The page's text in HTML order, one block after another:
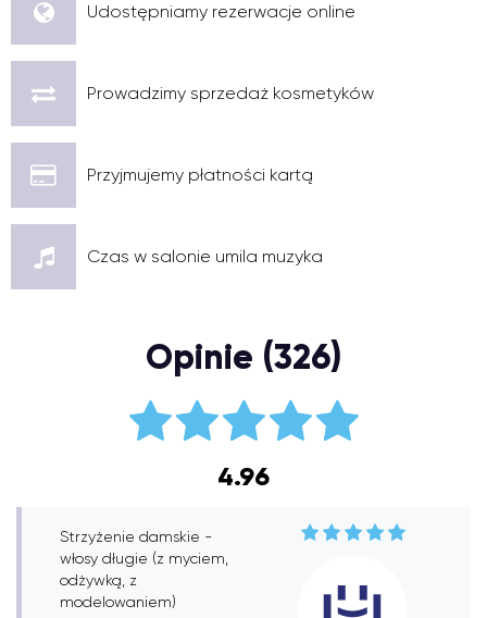
Udostępniamy rezerwacje online
Prowadzimy sprzedaż kosmetyków
Przyjmujemy płatności kartą
Czas w salonie umila muzyka
Opinie (326)
4.96
Strzyżenie damskie -
włosy długie (z myciem,
odżywką, z
modelowaniem)